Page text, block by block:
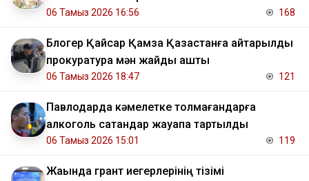
06 Тамыз 2026 16:56 168
Блогер Қайсар Қамза Қазақстанға қайтарылды
прокуратура мән жайды ашты
06 Тамыз 2026 18:47 121
Павлодарда кәмелетке толмағандарға
алкоголь сатқандар жауапқа тартылды
06 Тамыз 2026 15:01 119
Жақында грант иегерлерінің тізімі